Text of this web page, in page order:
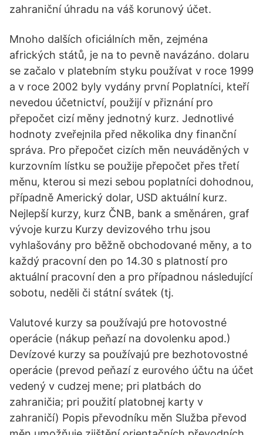
zahraniční úhradu na váš korunový účet.
Mnoho dalších oficiálních měn, zejména
afrických států, je na to pevně navázáno. dolaru
se začalo v platebním styku používat v roce 1999
a v roce 2002 byly vydány první Poplatníci, kteří
nevedou účetnictví, použijí v přiznání pro
přepočet cizí měny jednotný kurz. Jednotlivé
hodnoty zveřejnila před několika dny finanční
správa. Pro přepočet cizích měn neuváděných v
kurzovním lístku se použije přepočet přes třetí
měnu, kterou si mezi sebou poplatníci dohodnou,
případně Americký dolar, USD aktuální kurz.
Nejlepší kurzy, kurz ČNB, bank a směnáren, graf
vývoje kurzu Kurzy devizového trhu jsou
vyhlašovány pro běžně obchodované měny, a to
každý pracovní den po 14.30 s platností pro
aktuální pracovní den a pro případnou následující
sobotu, neděli či státní svátek (tj.
Valutové kurzy sa používajú pre hotovostné
operácie (nákup peňazí na dovolenku apod.)
Devízové kurzy sa používajú pre bezhotovostné
operácie (prevod peňazí z eurového účtu na účet
vedený v cudzej mene; pri platbách do
zahraničia; pri použití platobnej karty v
zahraničí) Popis převodníku měn Služba převod